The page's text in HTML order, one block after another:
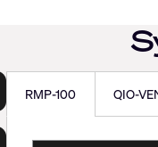
RMP-100 QIO-